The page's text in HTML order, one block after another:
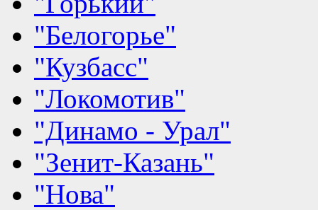
"Белогорье"
"Кузбасс"
"Локомотив"
"Динамо - Урал"
"Зенит-Казань"
"Нова"